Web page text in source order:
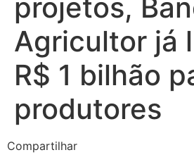
projetos,
Agricultor já
R$ 1 bilhão
produtores
Compartilhar